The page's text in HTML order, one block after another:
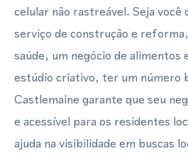
celular não rastreável. Seja você
serviço de construção e
saúde, um negócio de alimentos
estúdio criativo, ter um número
Castlemaine garante que seu
e acessível para os residentes
ajuda na visibilidade em buscas